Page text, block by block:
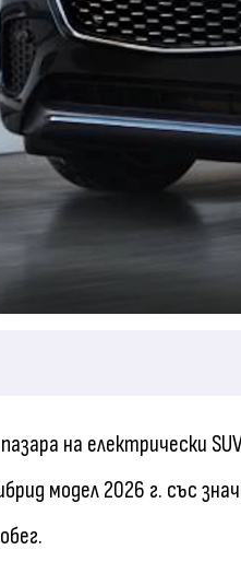
на електрически
модел 2026 г. със